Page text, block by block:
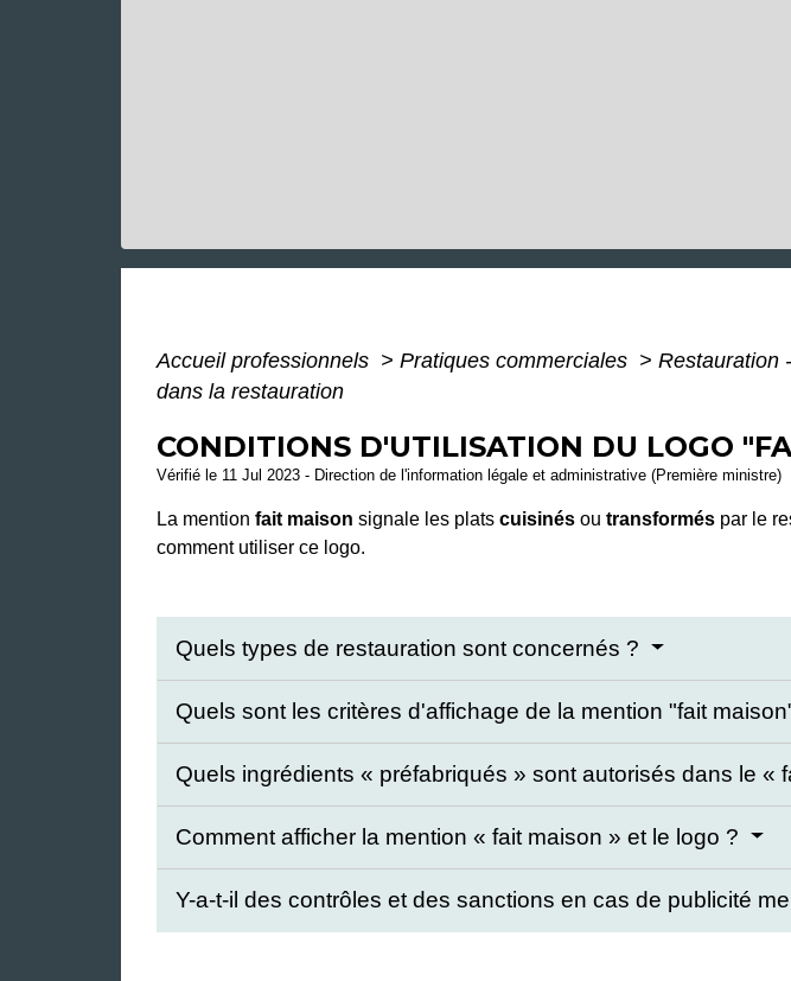
Accueil professionnels > Pratiques commerciales > Restauration
dans la restauration
CONDITIONS D'UTILISATION DU LOGO
Vérifié le 11 Jul 2023 - Direction de l'information légale et administrative (Première ministre)
La mention fait maison signale les plats cuisinés ou transformés par le
comment utiliser ce logo.
Quels types de restauration sont concernés ?
Quels sont les critères d'affichage de la mention "fait
Quels ingrédients « préfabriqués » sont autorisés dans le «
Comment afficher la mention « fait maison » et le logo ?
Y-a-t-il des contrôles et des sanctions en cas de publicité